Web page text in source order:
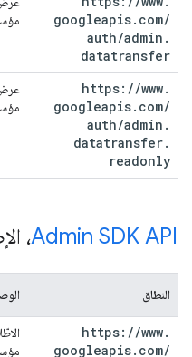
googleapis. com/
auth/admin .
datatransfer
https: //www.
googleapis. com/
auth/admin .
datatransfer.
readonly
عرض
Admin SDK API،
النطاق
https: //www.
googleapis. com/